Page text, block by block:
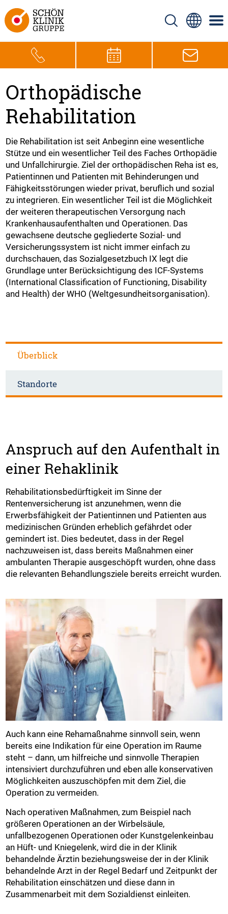
Orthopädische
Rehabilitation
Die Rehabilitation ist seit Anbeginn eine wesentliche
Stütze und ein wesentlicher Teil des Faches Orthopädie
und Unfallchirurgie. Ziel der orthopädischen Reha ist es,
Patientinnen und Patienten mit Behinderungen und
Fähigkeitsstörungen wieder privat, beruflich und sozial
zu integrieren. Ein wesentlicher Teil ist die Möglichkeit
der weiteren therapeutischen Versorgung nach
Krankenhausaufenthalten und Operationen. Das
gewachsene deutsche gegliederte Sozial- und
Versicherungssystem ist nicht immer einfach zu
durchschauen, das Sozialgesetzbuch IX legt die
Grundlage unter Berücksichtigung des ICF-Systems
(International Classification of Functioning, Disability
and Health) der WHO (Weltgesundheitsorganisation).
Überblick
Standorte
Anspruch auf den Aufenthalt in
einer Rehaklinik
Rehabilitationsbedürftigkeit im Sinne der
Rentenversicherung ist anzunehmen, wenn die
Erwerbsfähigkeit der Patientinnen und Patienten aus
medizinischen Gründen erheblich gefährdet oder
gemindert ist. Dies bedeutet, dass in der Regel
nachzuweisen ist, dass bereits Maßnahmen einer
ambulanten Therapie ausgeschöpft wurden, ohne dass
die relevanten Behandlungsziele bereits erreicht wurden.
Auch kann eine Rehamaßnahme sinnvoll sein, wenn
bereits eine Indikation für eine Operation im Raume
steht – dann, um hilfreiche und sinnvolle Therapien
intensiviert durchzuführen und eben alle konservativen
Möglichkeiten auszuschöpfen mit dem Ziel, die
Operation zu vermeiden.
Nach operativen Maßnahmen, zum Beispiel nach
größeren Operationen an der Wirbelsäule,
unfallbezogenen Operationen oder Kunstgelenkeinbau
an Hüft- und Kniegelenk, wird die in der Klinik
behandelnde Ärztin beziehungsweise der in der Klinik
behandelnde Arzt in der Regel Bedarf und Zeitpunkt der
Rehabilitation einschätzen und diese dann in
Zusammenarbeit mit dem Sozialdienst einleiten.